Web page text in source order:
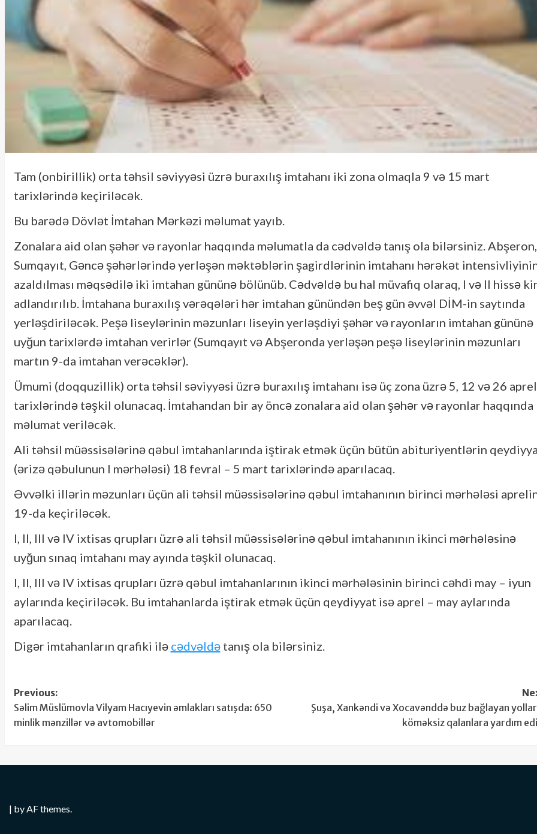
Tam (onbirillik) orta təhsil səviyyəsi üzrə buraxılış imtahanı iki zona olmaqla 9 və 15 mart
tarixlərində keçiriləcək.
Bu barədə Dövlət İmtahan Mərkəzi məlumat yayıb.
Zonalara aid olan şəhər və rayonlar haqqında məlumatla da cədvəldə tanış ola bilərsiniz. Abşeron,
Sumqayıt, Gəncə şəhərlərində yerləşən məktəblərin şagirdlərinin imtahanı hərəkət
azaldılması məqsədilə iki imtahan gününə bölünüb. Cədvəldə bu hal müvafiq olaraq, I və II hissə
adlandırılıb. İmtahana buraxılış vərəqələri hər imtahan günündən beş gün əvvəl DİM-in saytında
yerləşdiriləcək. Peşə liseylərinin məzunları liseyin yerləşdiyi şəhər və rayonların imtahan gününə
uyğun tarixlərdə imtahan verirlər (Sumqayıt və Abşeronda yerləşən peşə liseylərinin məzunları
martın 9-da imtahan verəcəklər).
Ümumi (doqquzillik) orta təhsil səviyyəsi üzrə buraxılış imtahanı isə üç zona üzrə 5, 12 və 26 aprel
tarixlərində təşkil olunacaq. İmtahandan bir ay öncə zonalara aid olan şəhər və rayonlar haqqında
məlumat veriləcək.
Ali təhsil müəssisələrinə qəbul imtahanlarında iştirak etmək üçün bütün abituriyentlərin
(ərizə qəbulunun I mərhələsi) 18 fevral – 5 mart tarixlərində aparılacaq.
Əvvəlki illərin məzunları üçün ali təhsil müəssisələrinə qəbul imtahanının birinci mərhələsi
19-da keçiriləcək.
I, II, III və IV ixtisas qrupları üzrə ali təhsil müəssisələrinə qəbul imtahanının ikinci mərhələsinə
uyğun sınaq imtahanı may ayında təşkil olunacaq.
I, II, III və IV ixtisas qrupları üzrə qəbul imtahanlarının ikinci mərhələsinin birinci cəhdi may – iyun
aylarında keçiriləcək. Bu imtahanlarda iştirak etmək üçün qeydiyyat isə aprel – may aylarında
aparılacaq.
Digər imtahanların qrafiki ilə cədvəldətanış ola bilərsiniz.
Post
navigation
Previous:
Səlim Müslümovla Vilyam Hacıyevin əmlakları satışda: 650
minlik mənzillər və avtomobillər
Şuşa, Xankəndi və Xocavənddə buz bağlayan
köməksiz qalanlara yardım
| by AF themes.